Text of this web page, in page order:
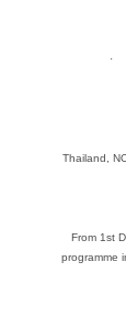
·
Thailand,
From 1st
programme